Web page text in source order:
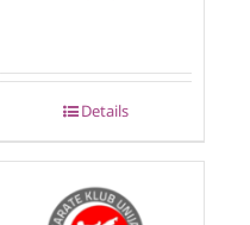
Details